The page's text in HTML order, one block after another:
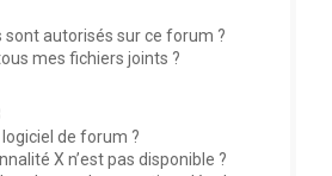
sont autorisés sur ce forum ?
mes fichiers joints ?
de forum ?
X n’est pas disponible ?